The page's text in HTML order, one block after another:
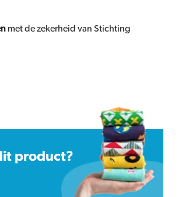
met de zekerheid van Stichting
product?